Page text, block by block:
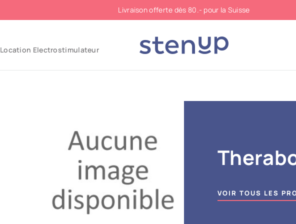
Livraison offerte dès 80.- pour la Suisse
Location Electrostimulateur
VOIR TOUS LES